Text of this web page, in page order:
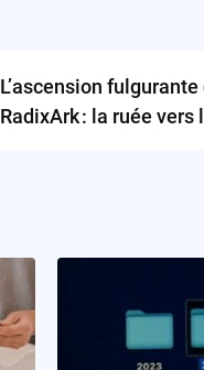
L’ascension fulgurante
RadixArk : la ruée vers